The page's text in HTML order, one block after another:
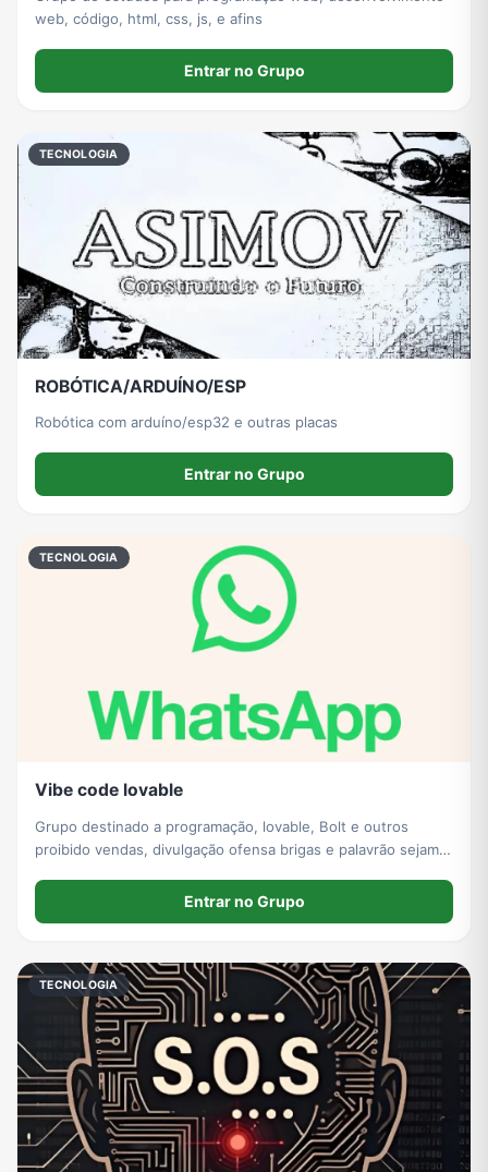
web, código, html, css, js, e afins
Entrar no Grupo
TECNOLOGIA
ROBÓTICA/ARDUÍNO/ESP
Robótica com arduíno/esp32 e outras placas
Entrar no Grupo
TECNOLOGIA
Vibe code lovable
Grupo destinado a programação, lovable, Bolt e outros
proibido vendas, divulgação ofensa brigas e palavrão sejam
Entrar no Grupo
TECNOLOGIA